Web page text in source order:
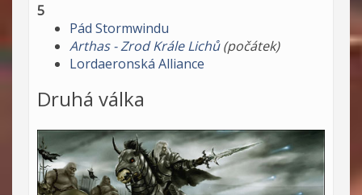
5
Pád Stormwindu
Arthas - Zrod Krále Lichů(počátek)
Lordaeronská Alliance
Druhá válka